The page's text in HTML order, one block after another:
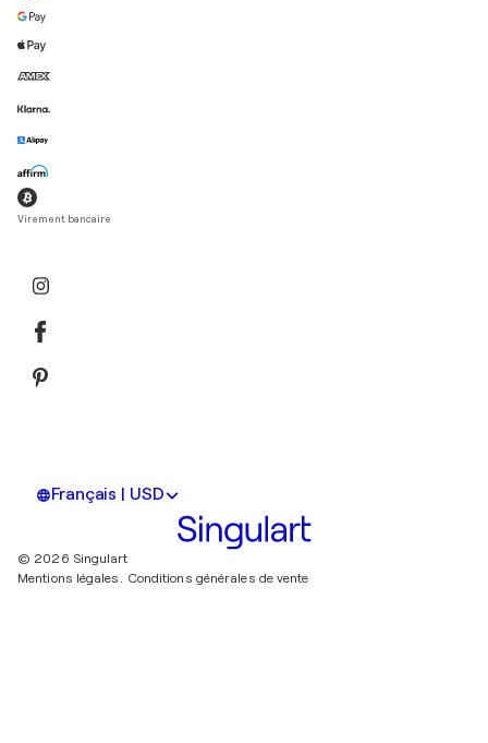
Virement bancaire
Français | USD
© 2026 Singulart
Mentions légales. Conditions générales de vente